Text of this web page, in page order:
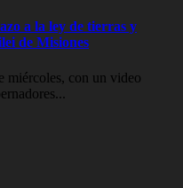
a la ley de tierras y
de Misiones
miércoles, con un video